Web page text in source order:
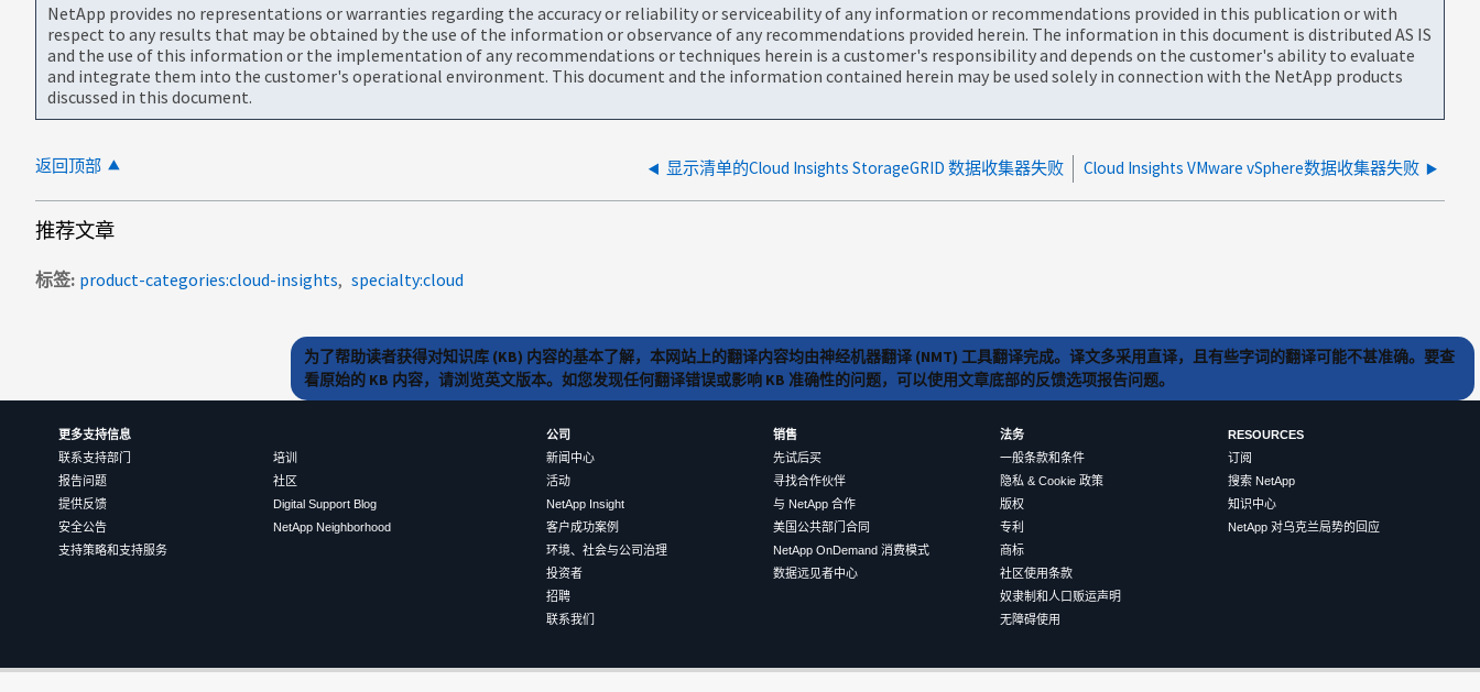
NetApp provides no representations or warranties regarding the accuracy or reliability or serviceability of any information or recommendations provided in this publication or with
respect to any results that may be obtained by the use of the information or observance of any recommendations provided herein. The information in this document is distributed AS IS
and the use of this information or the implementation of any recommendations or techniques herein is a customer's responsibility and depends on the customer's ability to evaluate
and integrate them into the customer's operational environment. This document and the information contained herein may be used solely in connection with the NetApp products
discussed in this document.
返回顶部 显示清单的Cloud Insights StorageGRID 数据收集器失败 Cloud Insights VMware vSphere数据收集器失败
推荐文章
标签 product-categories:cloud-insights specialty:cloud
为了帮助读者获得对知识库 (KB) 内容的基本了解，本网站上的翻译内容均由神经机器翻译 (NMT) 工具翻译完成。译文多采用直译，且有些字词的翻译可能不甚准确。要查
看原始的 KB 内容，请浏览英文版本。如您发现任何翻译错误或影响 KB 准确性的问题，可以使用文章底部的反馈选项报告问题。
更多支持信息
联系支持部门
报告问题
提供反馈
安全公告
支持策略和支持服务
培训
社区
Digital Support Blog
NetApp Neighborhood
公司
新闻中心
活动
NetApp Insight
客户成功案例
环境、社会与公司治理
投资者
招聘
联系我们
销售
先试后买
寻找合作伙伴
与 NetApp 合作
美国公共部门合同
NetApp OnDemand 消费模式
数据远见者中心
法务
一般条款和条件
隐私 & Cookie 政策
版权
专利
商标
社区使用条款
奴隶制和人口贩运声明
无障碍使用
RESOURCES
订阅
搜索 NetApp
知识中心
NetApp 对乌克兰局势的回应